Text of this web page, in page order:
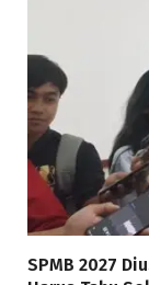
SPMB 2027